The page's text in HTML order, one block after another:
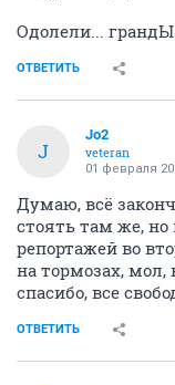
Одолели... грандЫ.
ОТВЕТИТЬ
J
Jo2
veteran
01 февраля
Думаю, всё
стоять там же, но
репортажей во
на тормозах, мол,
спасибо, все
ОТВЕТИТЬ